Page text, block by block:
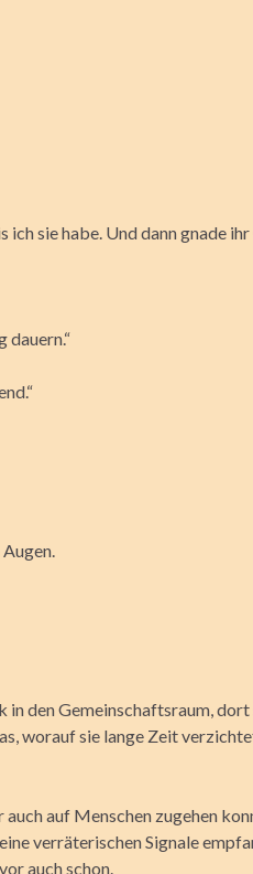
ich sie habe. Und dann gnade ihr
dauern.“
Augen.
den Gemeinschaftsraum, dort
worauf sie lange Zeit
auch auf Menschen zugehen
verräterischen Signale
auch schon.